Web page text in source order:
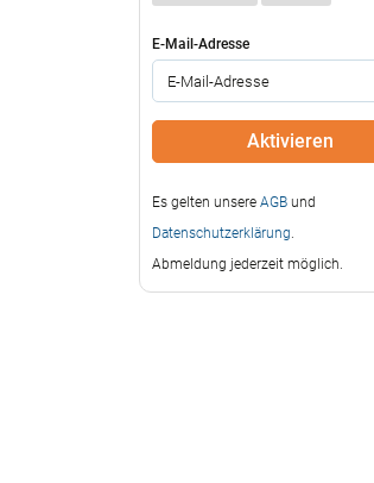
E-Mail-Adresse
Es gelten unsere AGB und
Datenschutzerklärung.
Abmeldung jederzeit möglich.